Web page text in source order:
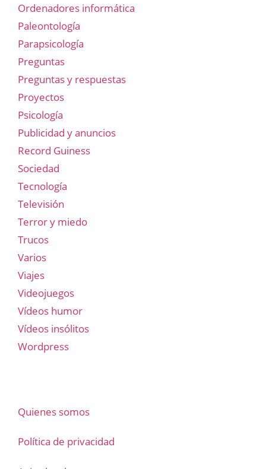
Ordenadores informática
Paleontología
Parapsicología
Preguntas
Preguntas y respuestas
Proyectos
Psicología
Publicidad y anuncios
Record Guiness
Sociedad
Tecnología
Televisión
Terror y miedo
Trucos
Varios
Viajes
Videojuegos
Vídeos humor
Vídeos insólitos
Wordpress
Quienes somos
Política de privacidad